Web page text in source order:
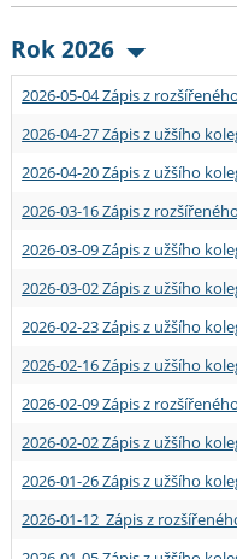
Strategie a další
Podpora a benefity pro
Absolventi fakulty
Učitelské studijní
Informace k průběhu
Doktorské studium
Rigorózní řízení
Akademické kvalifikace
Granty a projekty
Vyjíždějící studenti
Přijíždějící studenti
Vyjíždějící zaměstnanci
Rok 2026
2026-05-04 Zápis z
2026-04-27 Zápis z užšího
2026-04-20 Zápis z užšího
2026-03-16 Zápis z
2026-03-09 Zápis z užšího
2026-03-02 Zápis z užšího
2026-02-23 Zápis z užšího
2026-02-16 Zápis z užšího
2026-02-09 Zápis z
2026-02-02 Zápis z užšího
2026-01-26 Zápis z užšího
2026-01-12 Zápis z